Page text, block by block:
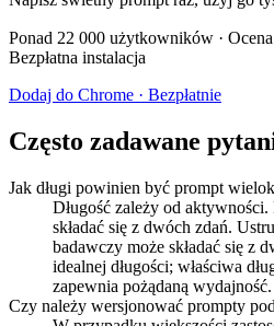
Ponad 22 000 użytkowników ·
Bezpłatna instalacja
Dodaj do Chrome · Bezpłatnie
Często zadawane
Jak długi powinien być prompt
Długość zależy od
składać się z dwóch zdań.
badawczy może składać się z
idealnej długości; właściwa
zapewnia pożądaną wydajność.
Czy należy wersjonować prompty